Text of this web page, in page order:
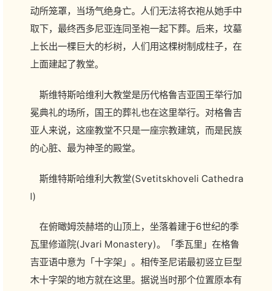
动所笼罩，当场气绝身亡。人们无法将衣袍从她手中
取下，最终西多尼亚连同圣袍一起下葬。后来，坟墓
上长出一棵巨大的杉树，人们用这棵树制成柱子，在
上面建起了教堂。
斯维特斯哈维利大教堂是历代格鲁吉亚国王举行加
冕典礼的场所，国王的葬礼也在这里举行。对格鲁吉
亚人来说，这座教堂不只是一座宗教建筑，而是民族
的心脏、最为神圣的殿堂。
斯维特斯哈维利大教堂(Svetitskhoveli Cathedra
l)
在俯瞰姆茨赫塔的山顶上，坐落着建于6世纪的季
瓦里修道院(Jvari Monastery)。「季瓦里」在格鲁
吉亚语中意为「十字架」。相传圣尼诺最初竖立巨型
木十字架的地方就在这里。据说当时那个位置原本有